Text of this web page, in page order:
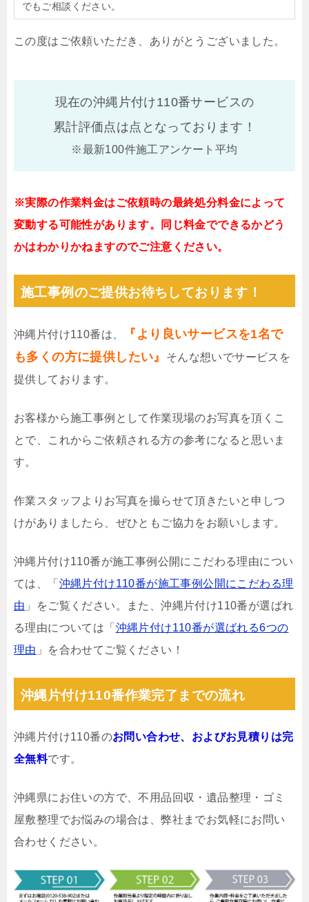
でもご相談ください。
この度はご依頼いただき、ありがとうございました。
現在の沖縄片付け110番サービスの
累計評価点は点となっております！
※最新100件施工アンケート平均
※実際の作業料金はご依頼時の最終処分料金によって
変動する可能性があります。同じ料金でできるかどう
かはわかりかねますのでご注意ください。
施工事例のご提供お待ちしております！
沖縄片付け110番は、
『より良いサービスを1名で
も多くの方に提供したい』
そんな想いでサービスを
提供しております。
お客様から施工事例として作業現場のお写真を頂くこ
とで、これからご依頼される方の参考になると思いま
す。
作業スタッフよりお写真を撮らせて頂きたいと申しつ
けがありましたら、ぜひともご協力をお願いします。
沖縄片付け110番が施工事例公開にこだわる理由につい
ては、「 沖縄片付け110番が施工事例公開にこだわる理
由 」をご覧ください。また、沖縄片付け110番が選ばれ
る理由については「 沖縄片付け110番が選ばれる6つの
理由 」を合わせてご覧ください！
沖縄片付け110番作業完了までの流れ
沖縄片付け110番のお問い合わせ、およびお見積りは完
全無料です。
沖縄県にお住いの方で、不用品回収・遺品整理・ゴミ
屋敷整理でお悩みの場合は、弊社までお気軽にお問い
合わせください。